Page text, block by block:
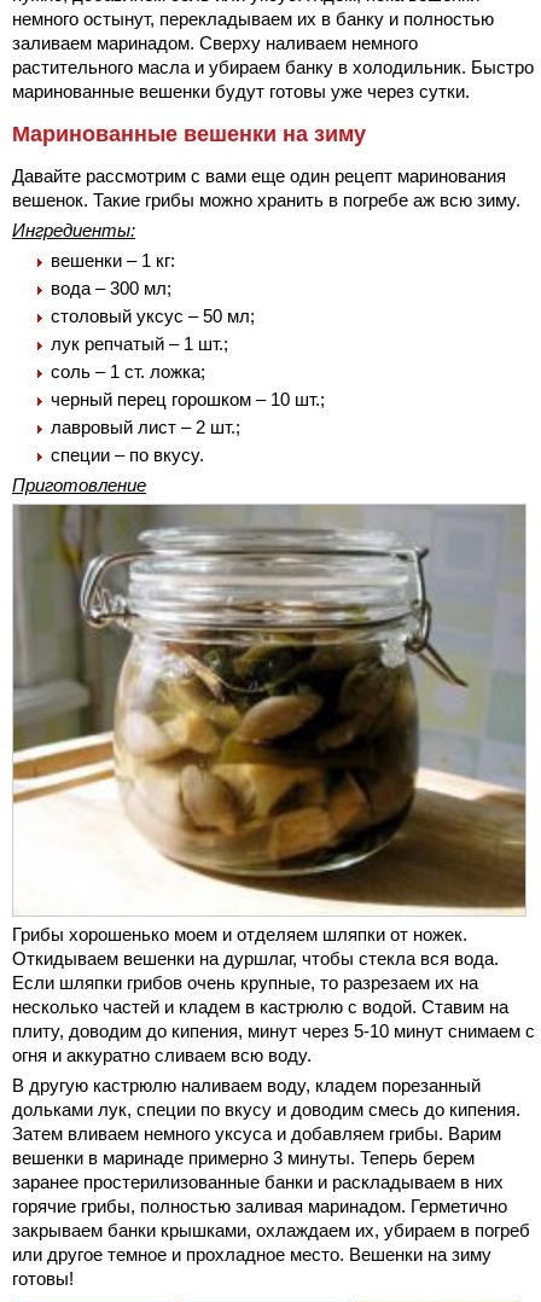
немного остынут, перекладываем их в банку и полностью
заливаем маринадом. Сверху наливаем немного
растительного масла и убираем банку в холодильник. Быстро
маринованные вешенки будут готовы уже через сутки.
Маринованные вешенки на зиму
Давайте рассмотрим с вами еще один рецепт маринования
вешенок. Такие грибы можно хранить в погребе аж всю зиму.
Ингредиенты:
вешенки – 1 кг:
вода – 300 мл;
столовый уксус – 50 мл;
лук репчатый – 1 шт.;
соль – 1 ст. ложка;
черный перец горошком – 10 шт.;
лавровый лист – 2 шт.;
специи – по вкусу.
Приготовление
Грибы хорошенько моем и отделяем шляпки от ножек.
Откидываем вешенки на дуршлаг, чтобы стекла вся вода.
Если шляпки грибов очень крупные, то разрезаем их на
несколько частей и кладем в кастрюлю с водой. Ставим на
плиту, доводим до кипения, минут через 5-10 минут снимаем с
огня и аккуратно сливаем всю воду.
В другую кастрюлю наливаем воду, кладем порезанный
дольками лук, специи по вкусу и доводим смесь до кипения.
Затем вливаем немного уксуса и добавляем грибы. Варим
вешенки в маринаде примерно 3 минуты. Теперь берем
заранее простерилизованные банки и раскладываем в них
горячие грибы, полностью заливая маринадом. Герметично
закрываем банки крышками, охлаждаем их, убираем в погреб
или другое темное и прохладное место. Вешенки на зиму
готовы!